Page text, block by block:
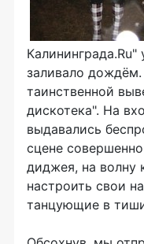
Калининграда.Ru"
заливало
таинственной
дискотека". На
выдавались
сцене
диджея, на
настроить свои
танцующие в